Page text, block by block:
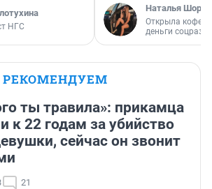
НГС
Наталья
Открыла
деньги
РЕКОМЕНДУЕМ
ты травила»: прикамца
к 22 годам за убийство
сейчас он звонит
21